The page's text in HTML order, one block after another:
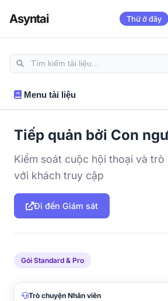
Asyntai Thử ở đây
Menu tài liệu
Tiếp quản bởi Con
Kiểm soát cuộc hội thoại và
với khách truy cập
Đi đến Giám sát
Gói Standard & Pro
Trò chuyện Nhân viên